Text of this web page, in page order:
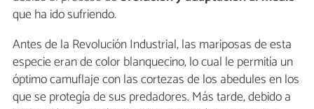
que ha ido sufriendo.
Antes de la Revolución Industrial, las mariposas de esta
especie eran de color blanquecino, lo cual le permitía un
óptimo camuflaje con las cortezas de los abedules en los
que se protegía de sus predadores. Más tarde, debido a